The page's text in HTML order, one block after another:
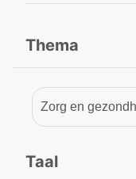
Thema
Zorg en
Taal